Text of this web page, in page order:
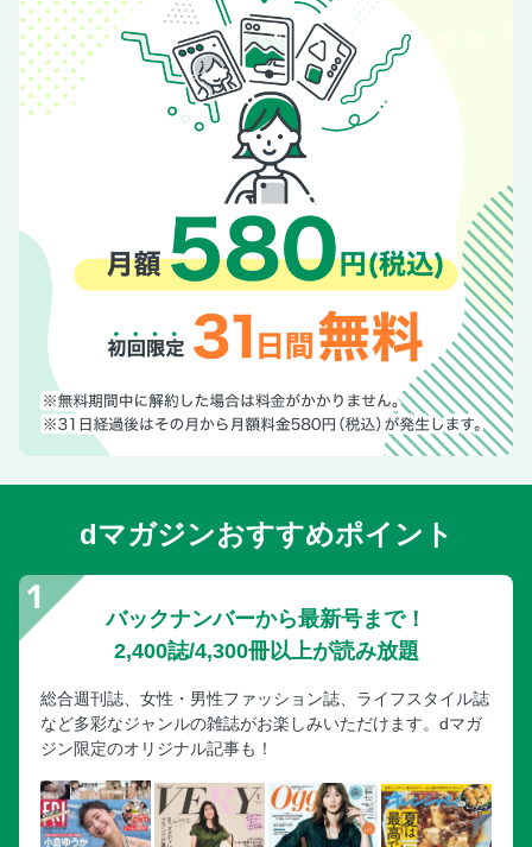
dマガジンおすすめポイント
バックナンバーから最新号まで！
2,400誌/4,300冊以上が読み放題
総合週刊誌、女性・男性ファッション誌、ライフスタイル誌
など多彩なジャンルの雑誌がお楽しみいただけます。dマガ
ジン限定のオリジナル記事も！